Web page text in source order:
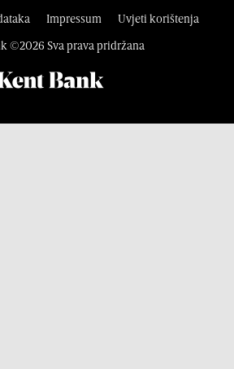
©2026 Sva prava pridržana
Impressum Uvjeti korištenja